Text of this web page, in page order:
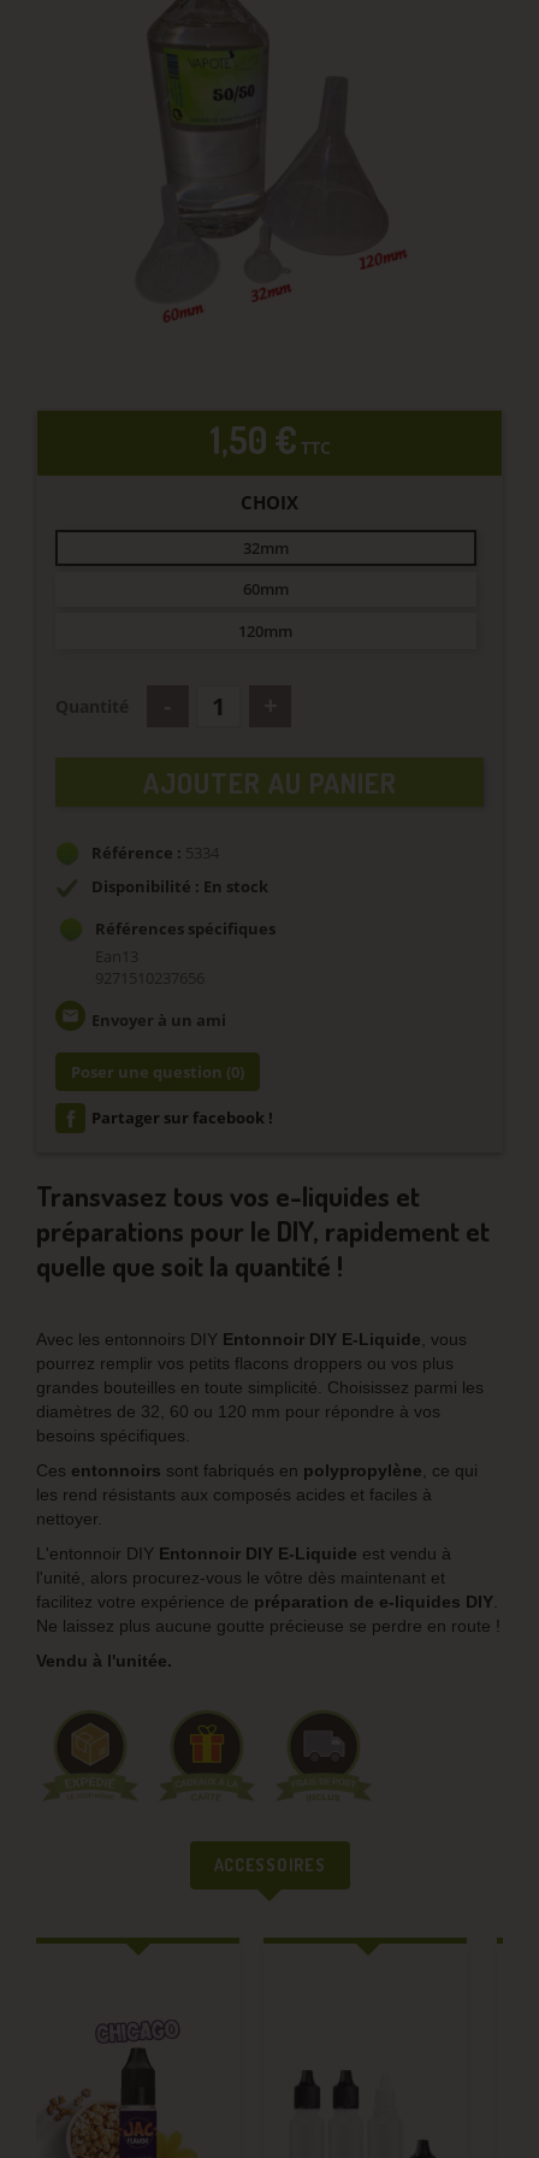
1,50 € TTC
CHOIX
32mm
60mm
120mm
AJOUTER AU PANIER
Référence : 5334
Disponibilité : En stock
Références spécifiques
Ean13
9271510237656
email Envoyer à un ami
Poser une question (0)
Partager sur facebook !
Transvasez tous vos e-liquides et
préparations pour le DIY, rapidement et
quelle que soit la quantité !
Avec les entonnoirs DIY Entonnoir DIY E-Liquide, vous
pourrez remplir vos petits flacons droppers ou vos plus
grandes bouteilles en toute simplicité. Choisissez parmi les
diamètres de 32, 60 ou 120 mm pour répondre à vos
besoins spécifiques.
Ces entonnoirs sont fabriqués en polypropylène, ce qui
les rend résistants aux composés acides et faciles à
nettoyer.
L'entonnoir DIY Entonnoir DIY E-Liquide est vendu à
l'unité, alors procurez-vous le vôtre dès maintenant et
facilitez votre expérience de préparation de e-liquides DIY.
Ne laissez plus aucune goutte précieuse se perdre en route !
Vendu à l'unitée.
ACCESSOIRES